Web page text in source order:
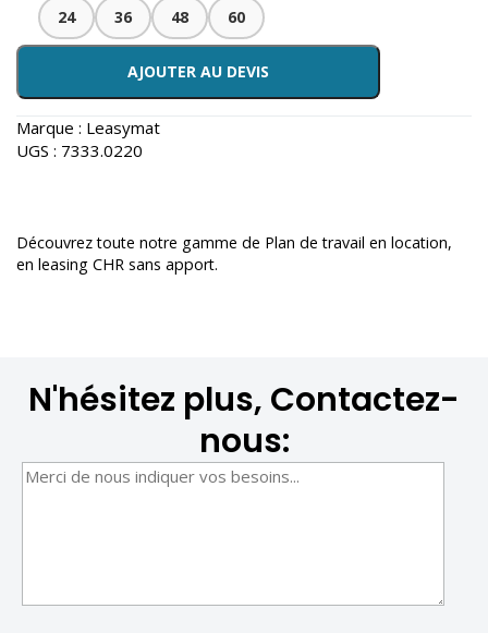
24 36 48 60
AJOUTER AU DEVIS
Marque : Leasymat
UGS : 7333.0220
Découvrez toute notre gamme de Plan de travail en location,
en leasing CHR sans apport.
N'hésitez plus, Contactez-
nous: